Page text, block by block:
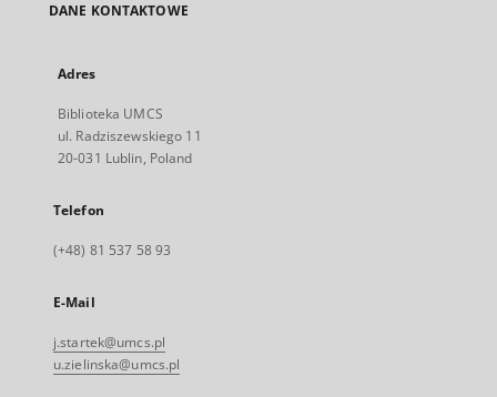
DANE KONTAKTOWE
Adres
Biblioteka UMCS
ul. Radziszewskiego 11
20-031 Lublin, Poland
Telefon
(+48) 81 537 58 93
E-Mail
j.startek@umcs.pl
u.zielinska@umcs.pl